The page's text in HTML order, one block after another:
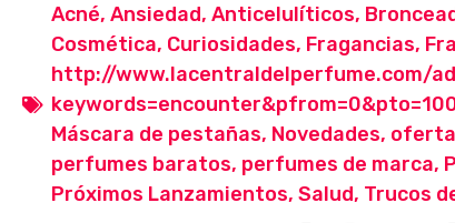
Acné, Ansiedad, Anticelulíticos,
Cosmética, Curiosidades, Fragancias,
http://www.lacentraldelperfume.com/
Máscara de pestañas, Novedades,
perfumes baratos, perfumes de marca,
Próximos Lanzamientos, Salud, Trucos